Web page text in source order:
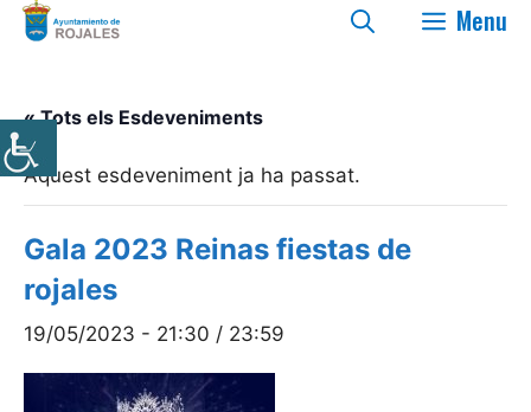
Menu
« Tots els Esdeveniments
Aquest esdeveniment ja ha passat.
Gala 2023 Reinas fiestas de
rojales
19/05/2023 - 21:30 / 23:59